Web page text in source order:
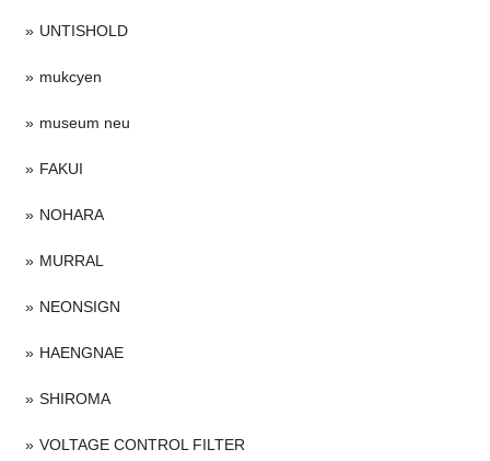
UNTISHOLD
mukcyen
museum neu
FAKUI
NOHARA
MURRAL
NEONSIGN
HAENGNAE
SHIROMA
VOLTAGE CONTROL FILTER